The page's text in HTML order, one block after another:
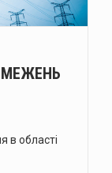
в області